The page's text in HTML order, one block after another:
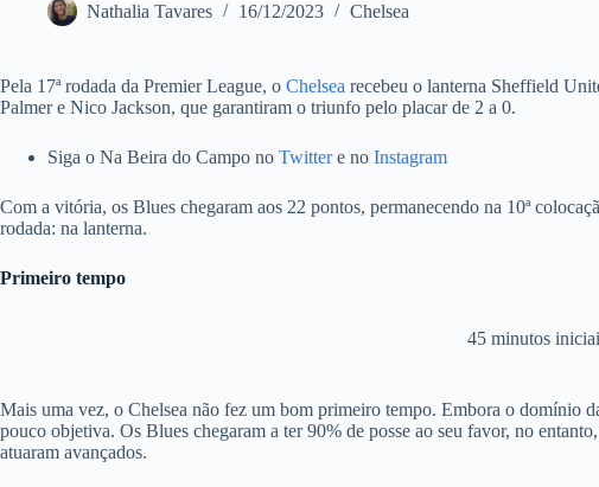
Nathalia Tavares 16/12/2023 Chelsea
Pela 17ª rodada da Premier League, o Chelsea recebeu o lanterna Sheffield
Palmer e Nico Jackson, que garantiram o triunfo pelo placar de 2 a 0.
Siga o Na Beira do Campo no Twittere no Instagram
Com a vitória, os Blues chegaram aos 22 pontos, permanecendo na 10ª
rodada: na lanterna.
Primeiro tempo
45 minutos
Mais uma vez, o Chelsea não fez um bom primeiro tempo. Embora o domínio
pouco objetiva. Os Blues chegaram a ter 90% de posse ao seu favor, no
atuaram avançados.